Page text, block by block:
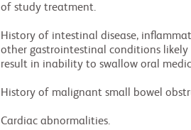
of study treatment.
History of intestinal disease,
other gastrointestinal conditions
result in inability to swallow oral
History of malignant small bowel
Cardiac abnormalities.